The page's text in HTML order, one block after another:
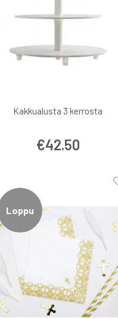
Kakkualusta 3 kerrosta
€42.50
Loppu